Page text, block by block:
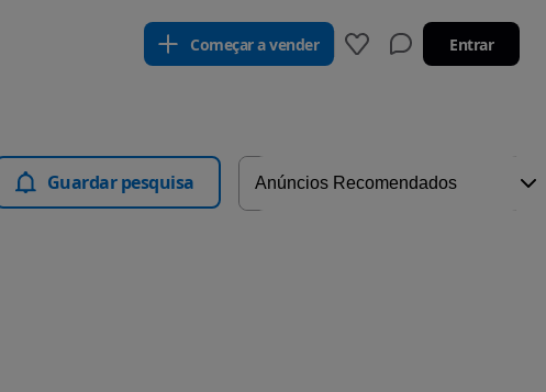
Começar a vender Entrar
Guardar pesquisa